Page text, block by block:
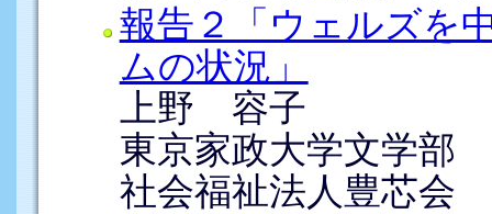
報告２「ウェルズを
ムの状況」
上野 容子
東京家政大学文学部
社会福祉法人豊芯会